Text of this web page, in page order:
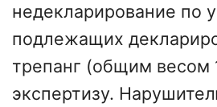
недекларирование по
подлежащих
трепанг (общим весом
экспертизу.